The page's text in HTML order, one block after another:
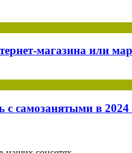
магазина или
самозанятыми в 2024